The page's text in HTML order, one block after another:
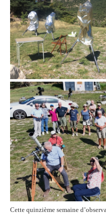
Cette quinzième semaine